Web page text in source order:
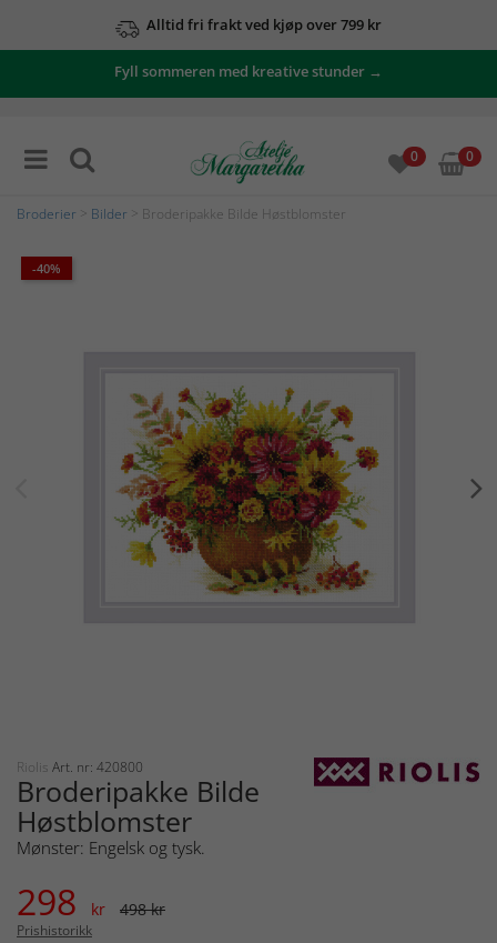
Alltid fri frakt ved kjøp over 799 kr
Fyll sommeren med kreative stunder →
0 0
Broderier Bilder > Broderipakke Bilde Høstblomster
-40%
Riolis Art. nr: 420800
Broderipakke Bilde
Høstblomster
Mønster: Engelsk og tysk.
298 kr 498 kr
Prishistorikk